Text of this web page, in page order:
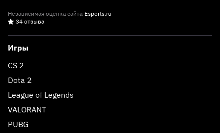
Независимая оценка сайта Esports.ru
34 отзыва
Игры
CS 2
Dota 2
League of Legends
VALORANT
PUBG